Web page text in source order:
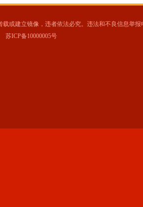
载或建立镜像，违者依法必究。违法和不良信息举报
苏ICP备10000005号